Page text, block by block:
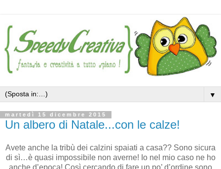
▼
martedì 15 dicembre 2015
Un albero di Natale...con le calze!
Avete anche la tribù dei calzini spaiati a casa?? Sono sicura
di sì…è quasi impossibile non averne! Io nel mio caso ne ho